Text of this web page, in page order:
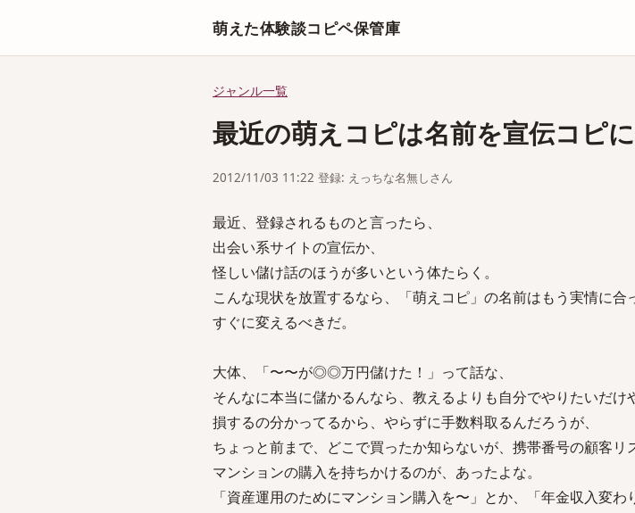
萌えた体験談コピペ保管庫
ジャンル一覧
最近の萌えコピは名前を宣伝コピ
2012/11/03 11:22 登録: えっちな名無しさん
最近、登録されるものと言ったら、
出会い系サイトの宣伝か、
怪しい儲け話のほうが多いという体たらく。
こんな現状を放置するなら、「萌えコピ」の名前はもう実情に合
すぐに変えるべきだ。
大体、「〜〜が◎◎万円儲けた！」って話な、
そんなに本当に儲かるんなら、教えるよりも自分でやりたいだけ
損するの分かってるから、やらずに手数料取るんだろうが、
ちょっと前まで、どこで買ったか知らないが、携帯番号の顧客リ
マンションの購入を持ちかけるのが、あったよな。
「資産運用のためにマンション購入を〜」とか、「年金収入変わ